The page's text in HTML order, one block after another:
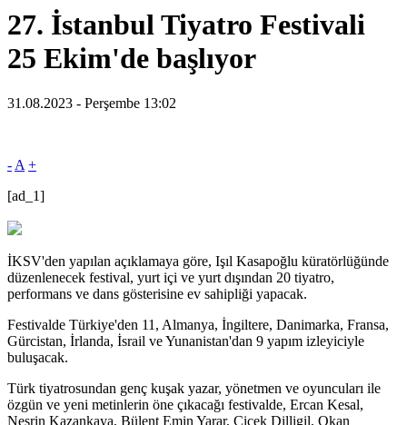
27. İstanbul Tiyatro Festivali
25 Ekim'de başlıyor
31.08.2023 - Perşembe 13:02
- A +
[ad_1]
İKSV'den yapılan açıklamaya göre, Işıl Kasapoğlu küratörlüğünde
düzenlenecek festival, yurt içi ve yurt dışından 20 tiyatro,
performans ve dans gösterisine ev sahipliği yapacak.
Festivalde Türkiye'den 11, Almanya, İngiltere, Danimarka, Fransa,
Gürcistan, İrlanda, İsrail ve Yunanistan'dan 9 yapım izleyiciyle
buluşacak.
Türk tiyatrosundan genç kuşak yazar, yönetmen ve oyuncuları ile
özgün ve yeni metinlerin öne çıkacağı festivalde, Ercan Kesal,
Nesrin Kazankaya, Bülent Emin Yarar, Çiçek Dilligil, Okan